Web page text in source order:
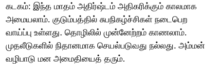
கடகம்: இந்த மாதம் அதிர்ஷ்டம் அதிகரிக்கும் காலமாக
அமையலாம். குடும்பத்தில் சுபநிகழ்ச்சிகள் நடைபெற
வாய்ப்பு உள்ளது. தொழிலில் முன்னேற்றம் காணலாம்.
முதலீடுகளில் நிதானமாக செயல்படுவது நல்லது. அம்மன்
வழிபாடு மன அமைதியைத் தரும்.